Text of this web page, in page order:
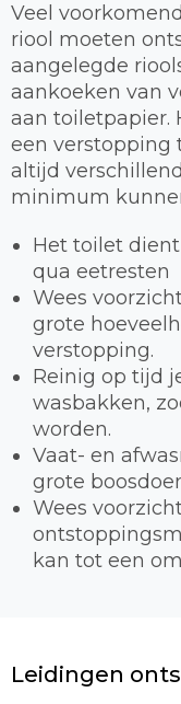
Veel
riool moeten
aangelegde
aankoeken van
aan toiletpapier.
een verstopping
altijd
minimum
Het toilet
qua eetresten
Wees
grote
verstopping.
Reinig op tijd
wasbakken,
worden.
Vaat- en
grote
Wees
kan tot een
Leidingen